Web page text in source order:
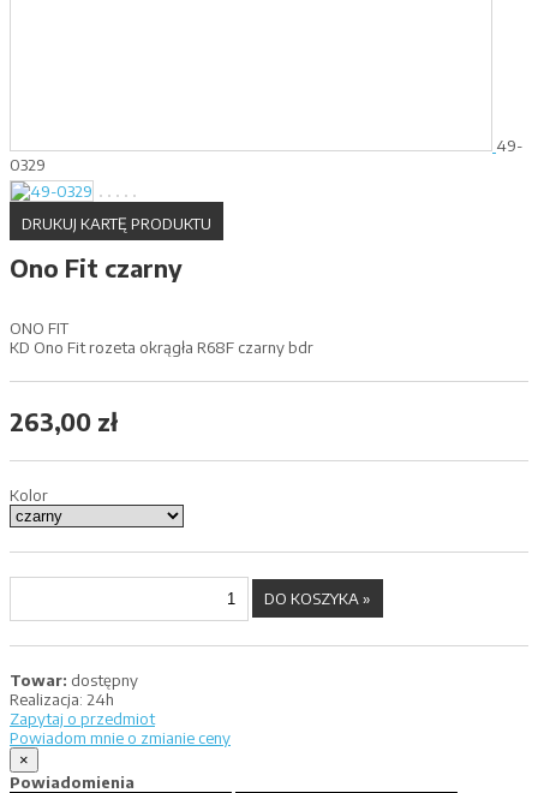
49-
0329
DRUKUJ KARTĘ PRODUKTU
Ono Fit czarny
ONO FIT
KD Ono Fit rozeta okrągła R68F czarny bdr
263,00 zł
Kolor
Towar: dostępny
Realizacja: 24h
Zapytaj o przedmiot
Powiadom mnie o zmianie ceny
×
Powiadomienia